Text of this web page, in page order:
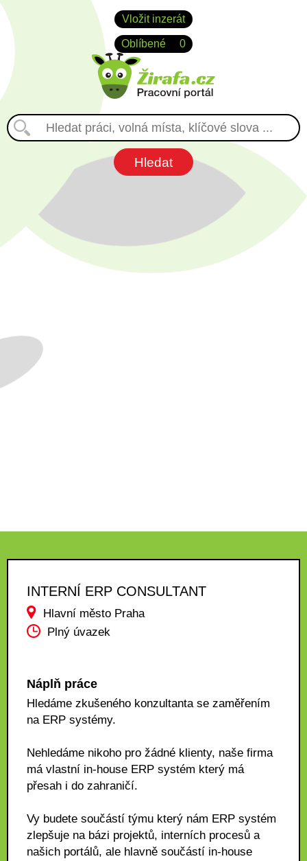
Vložit inzerát
Oblíbené 0
INTERNÍ ERP CONSULTANT
Hlavní město Praha
Plný úvazek
Náplň práce
Hledáme zkušeného konzultanta se zaměřením
na ERP systémy.
Nehledáme nikoho pro žádné klienty, naše firma
má vlastní in-house ERP systém který má
přesah i do zahraničí.
Vy budete součástí týmu který nám ERP systém
zlepšuje na bázi projektů, interních procesů a
našich portálů, ale hlavně součástí in-house